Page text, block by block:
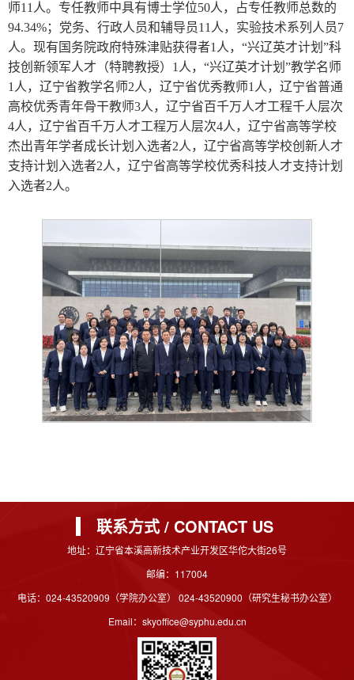
师11人。专任教师中具有博士学位50人，占专任教师总数的
94.34%；党务、行政人员和辅导员11人，实验技术系列人员7
人。现有国务院政府特殊津贴获得者1人，“兴辽英才计划”科
技创新领军人才（特聘教授）1人，“兴辽英才计划”教学名师
1人，辽宁省教学名师2人，辽宁省优秀教师1人，辽宁省普通
高校优秀青年骨干教师3人，辽宁省百千万人才工程千人层次
4人，辽宁省百千万人才工程万人层次4人，辽宁省高等学校
杰出青年学者成长计划入选者2人，辽宁省高等学校创新人才
支持计划入选者2人，辽宁省高等学校优秀科技人才支持计划
入选者2人。
联系方式 / CONTACT US
地址：辽宁省本溪高新技术产业开发区华佗大街26号
邮编：117004
电话：024-43520909（学院办公室） 024-43520900（研究生秘书办公室）
Email：skyoffice@syphu.edu.cn